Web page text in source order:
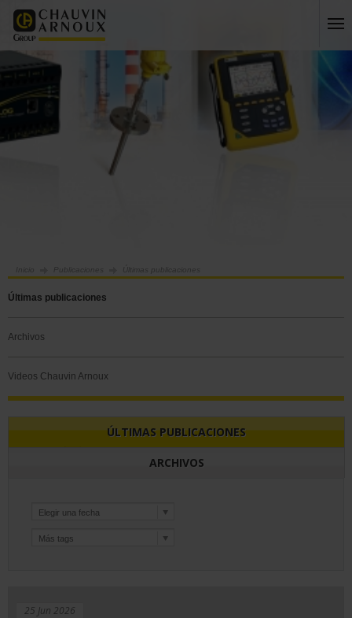
Inicio Publicaciones Últimas publicaciones
Últimas publicaciones
Archivos
Videos Chauvin Arnoux
ÚLTIMAS PUBLICACIONES
ARCHIVOS
25 Jun 2026